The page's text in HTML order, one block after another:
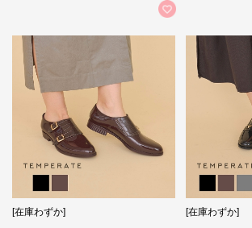
[在庫わずか]
[在庫わずか]